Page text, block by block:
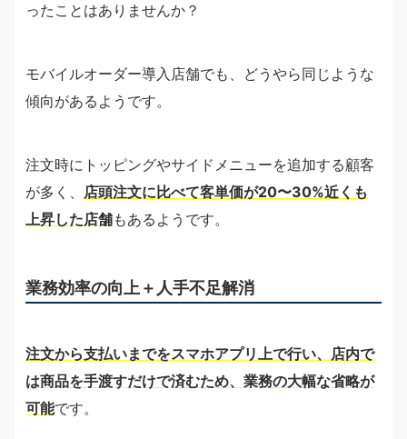
ったことはありませんか？
モバイルオーダー導入店舗でも、どうやら同じような
傾向があるようです。
注文時にトッピングやサイドメニューを追加する顧客
が多く、 店頭注文に比べて客単価が20〜30%近くも
上昇した店舗もあるようです。
業務効率の向上＋人手不足解消
注文から支払いまでをスマホアプリ上で行い、店内で
は商品を手渡すだけで済むため、業務の大幅な省略が
可能です。